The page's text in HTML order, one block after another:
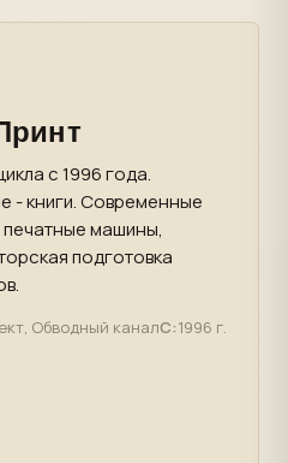
с 1996 года.
- книги. Современные
машины,
подготовка
Обводный каналС:1996 г.